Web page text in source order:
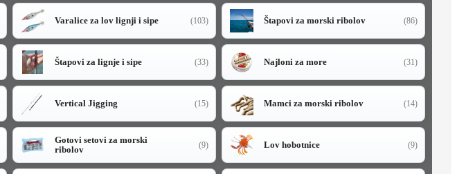
Varalice za lov lignji i sipe (103) Štapovi za morski ribolov (86)
Štapovi za lignje i sipe (33) Najloni za more (31)
Vertical Jigging (15) Mamci za morski ribolov (14)
Gotovi setovi za morski
ribolov
(9) Lov hobotnice (9)